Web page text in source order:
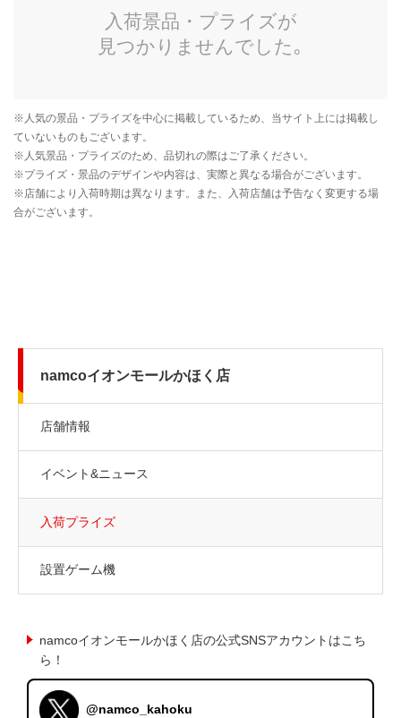
namcoイオンモールかほく店
店舗情報
イベント&ニュース
入荷プライズ
設置ゲーム機
namcoイオンモールかほく店の公式SNSアカウントはこち
ら！
@namco_kahoku